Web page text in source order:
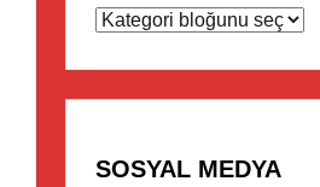
SOSYAL MEDYA